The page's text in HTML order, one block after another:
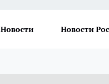
Новости Новости